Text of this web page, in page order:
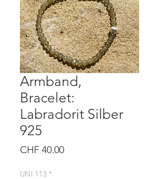
Armband,
Bracelet:
Labradorit Silber
925
CHF 40.00Preis
UNI 113 *